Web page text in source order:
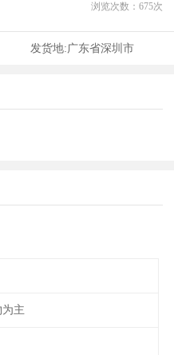
浏览次数： 675次
发货地:广东省深圳市
主